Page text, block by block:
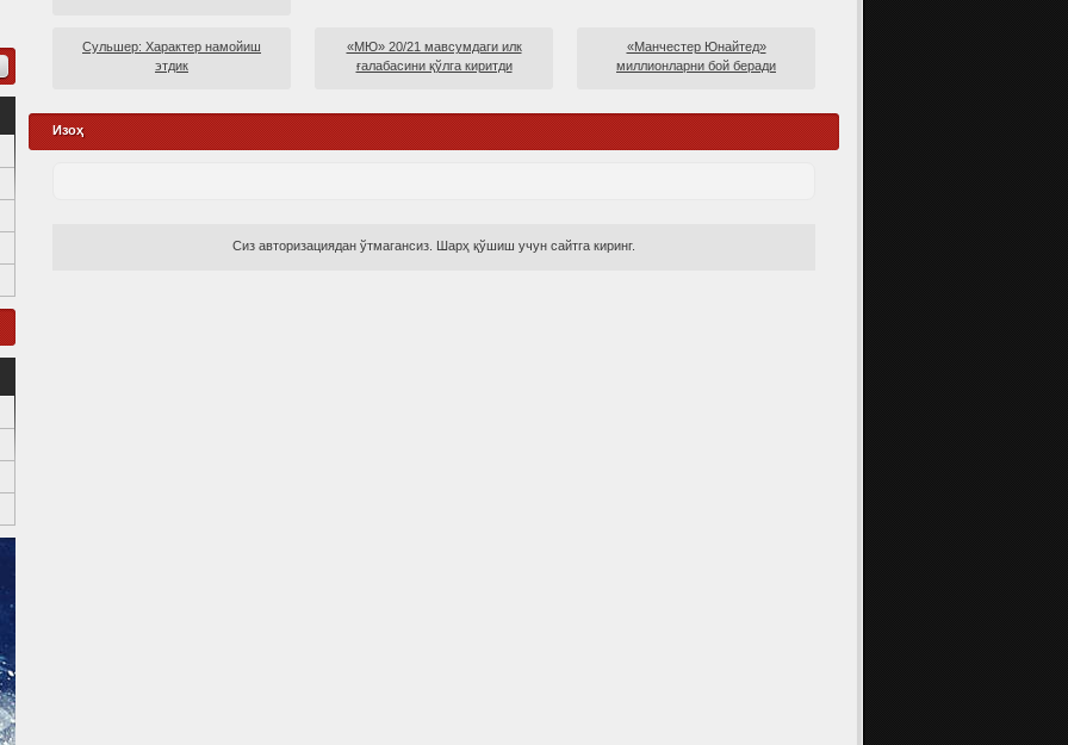
Сульшер: Характер намойиш
этдик
«МЮ» 20/21 мавсумдаги илк
ғалабасини қўлга киритди
«Манчестер Юнайтед»
миллионларни бой беради
Изоҳ
Сиз авторизациядан ўтмагансиз. Шарҳ қўшиш учун сайтга киринг.